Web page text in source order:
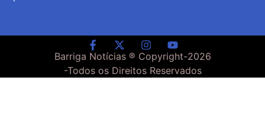
Barriga Notícias ® Copyright-2026
-Todos os Direitos Reservados